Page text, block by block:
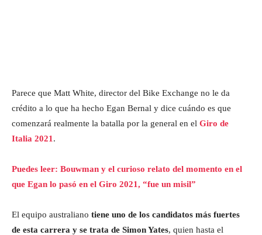
Parece que Matt White, director del Bike Exchange no le da
crédito a lo que ha hecho Egan Bernal y dice cuándo es que
comenzará realmente la batalla por la general en el Giro de
Italia 2021 .
Puedes leer: Bouwman y el curioso relato del momento en el
que Egan lo pasó en el Giro 2021, “fue un misil”
El equipo australiano tiene uno de los candidatos más fuertes
de esta carrera y se trata de Simon Yates, quien hasta el